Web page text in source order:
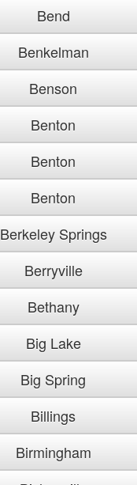
Bend
Benkelman
Benson
Benton
Benton
Benton
Berkeley Springs
Berryville
Bethany
Big Lake
Big Spring
Billings
Birmingham